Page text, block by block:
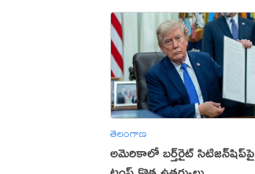
తెలంగాణ
అమెరికాలో బర్త్‌రైట్ సిటిజన్‌షిప్‌పై